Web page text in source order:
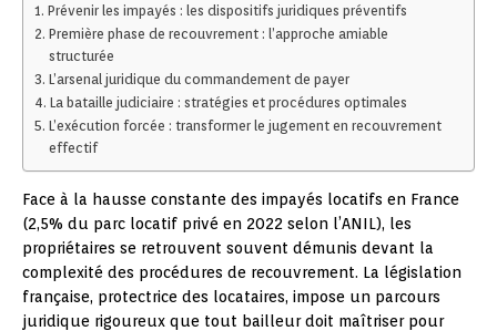
Prévenir les impayés : les dispositifs juridiques préventifs
Première phase de recouvrement : l’approche amiable
structurée
L’arsenal juridique du commandement de payer
La bataille judiciaire : stratégies et procédures optimales
L’exécution forcée : transformer le jugement en recouvrement
effectif
Face à la hausse constante des impayés locatifs en France
(2,5% du parc locatif privé en 2022 selon l’ANIL), les
propriétaires se retrouvent souvent démunis devant la
complexité des procédures de recouvrement. La législation
française, protectrice des locataires, impose un parcours
juridique rigoureux que tout bailleur doit maîtriser pour